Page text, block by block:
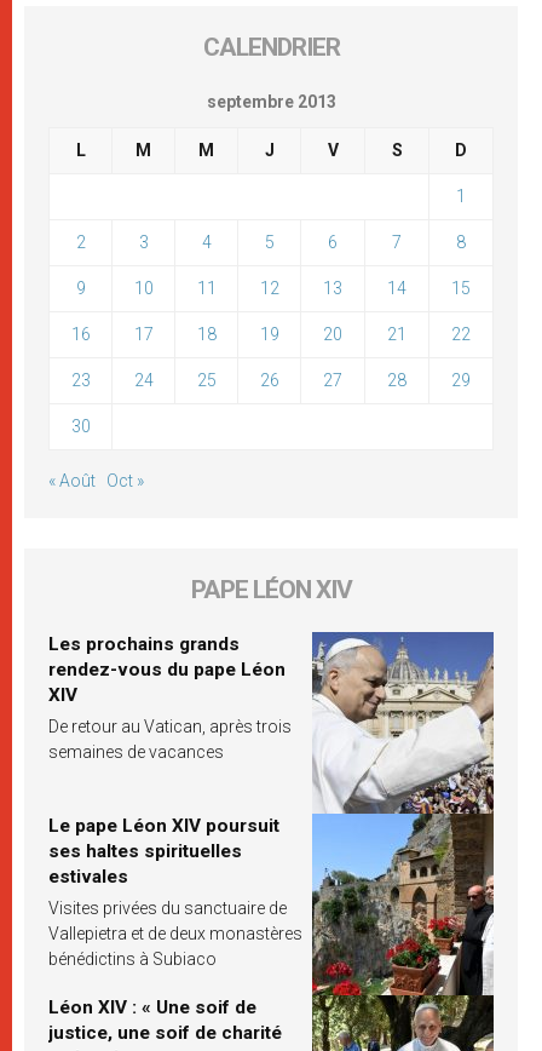
CALENDRIER
septembre 2013
L M M J V S D
1
2 3 4 5 6 7 8
9 10 11 12 13 14 15
16 17 18 19 20 21 22
23 24 25 26 27 28 29
30
« Août Oct »
PAPE LÉON XIV
Les prochains grands
rendez-vous du pape Léon
XIV
De retour au Vatican, après trois
semaines de vacances
Le pape Léon XIV poursuit
ses haltes spirituelles
estivales
Visites privées du sanctuaire de
Vallepietra et de deux monastères
bénédictins à Subiaco
Léon XIV : « Une soif de
justice, une soif de charité